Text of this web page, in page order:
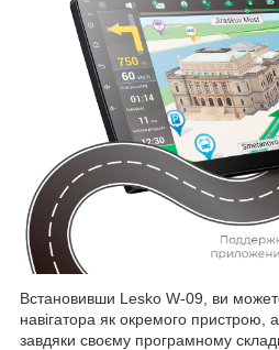
Встановивши Lesko W-09, ви
навігатора як окремого пристрою,
завдяки своєму програмному